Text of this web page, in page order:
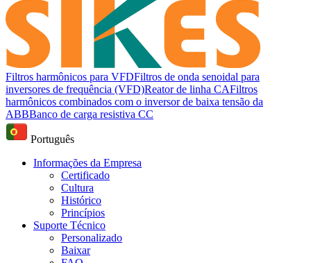
Filtros harmônicos para VFDFiltros de onda senoidal para
inversores de frequência (VFD)Reator de linha CAFiltros
harmônicos combinados com o inversor de baixa tensão da
ABBBanco de carga resistiva CC
Português
Informações da Empresa
Certificado
Cultura
Histórico
Princípios
Suporte Técnico
Personalizado
Baixar